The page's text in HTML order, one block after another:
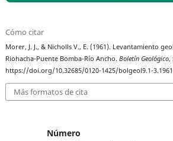
Cómo citar
Morer, J. J., & Nicholls V., E. (1961). Levantamiento
Riohacha-Puente Bomba-Río Ancho.Boletín Geológico,
https://doi.org/10.32685/0120-1425/bolgeol9.1-
Más formatos de cita
Número